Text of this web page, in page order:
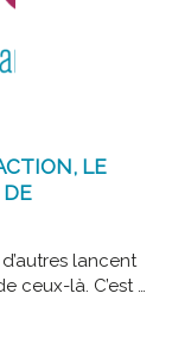
LE
lancent
ceux-là. C’est …